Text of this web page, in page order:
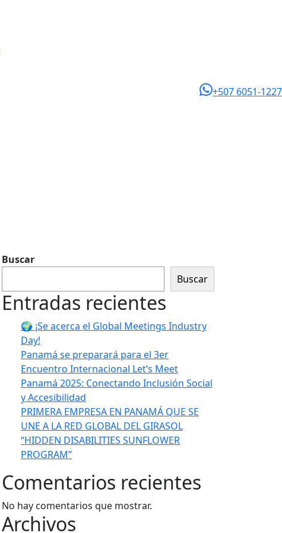
+507 6051-1227
Buscar
Buscar
Entradas recientes
🌍 ¡Se acerca el Global Meetings Industry
Day!
Panamá se preparará para el 3er
Encuentro Internacional Let’s Meet
Panamá 2025: Conectando Inclusión Social
y Accesibilidad
PRIMERA EMPRESA EN PANAMÁ QUE SE
UNE A LA RED GLOBAL DEL GIRASOL
“HIDDEN DISABILITIES SUNFLOWER
PROGRAM”
Comentarios recientes
No hay comentarios que mostrar.
Archivos